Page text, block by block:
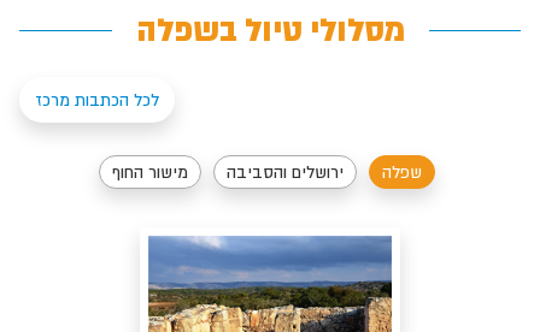
מסלולי טיול בשפלה
לכל הכתבות מרכז
שפלה ירושלים והסביבה מישור החוף